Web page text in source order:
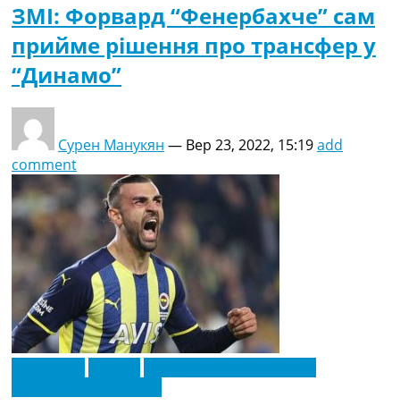
ЗМІ: Форвард “Фенербахче” сам
прийме рішення про трансфер у
“Динамо”
Сурен Манукян — Вер 23, 2022, 15:19add
comment